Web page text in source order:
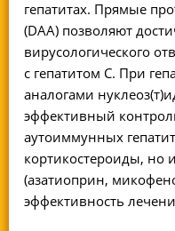
гепатитах. Прямые
(DAA) позволяют
вирусологического
с гепатитом С. При
аналогами
эффективный
аутоиммунных
кортикостероиды, но
(азатиоприн,
эффективность